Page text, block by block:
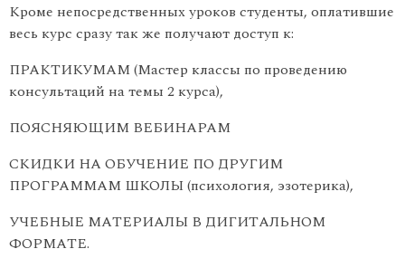
Кроме непосредственных уроков студенты, оплатившие
весь курс сразу так же получают доступ к:
ПРАКТИКУМАМ (Мастер классы по проведению
консультаций на темы 2 курса),
ПОЯСНЯЮЩИМ ВЕБИНАРАМ
СКИДКИ НА ОБУЧЕНИЕ ПО ДРУГИМ
ПРОГРАММАМ ШКОЛЫ (психология, эзотерика),
УЧЕБНЫЕ МАТЕРИАЛЫ В ДИГИТАЛЬНОМ
ФОРМАТЕ.